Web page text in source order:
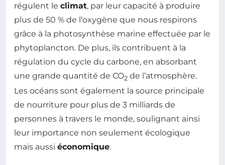
régulent le climat, par leur capacité à produire
plus de 50 % de l’oxygène que nous respirons
grâce à la photosynthèse marine effectuée par le
phytoplancton. De plus, ils contribuent à la
régulation du cycle du carbone, en absorbant
une grande quantité de CO2 de l’atmosphère.
Les océans sont également la source principale
de nourriture pour plus de 3 milliards de
personnes à travers le monde, soulignant ainsi
leur importance non seulement écologique
mais aussi économique.